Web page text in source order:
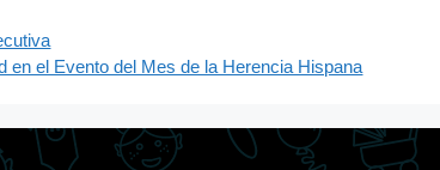
en el Evento del Mes de la Herencia Hispana